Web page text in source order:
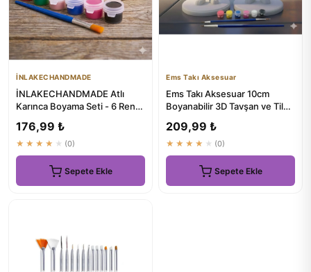
İNLAKECHANDMADE
İNLAKECHANDMADE Atlı
Karınca Boyama Seti - 6 Renk
176,99 ₺
★★★★★ (0)
Sepete Ekle
Ems Takı Aksesuar
Ems Takı Aksesuar 10cm
Boyanabilir 3D Tavşan ve Tilki
209,99 ₺
★★★★★ (0)
Sepete Ekle